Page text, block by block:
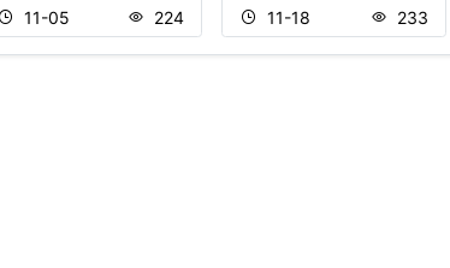
11-05 224 11-18 233